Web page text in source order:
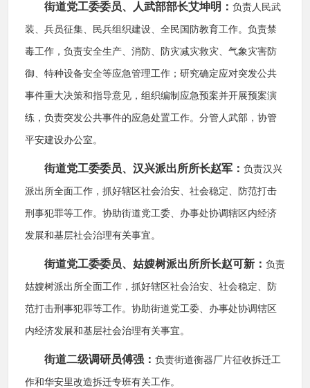
街道党工委委员、人武部部长艾坤明： 负责人民武
装、兵员征集、民兵组织建设、全民国防教育工作。负责禁
毒工作，负责安全生产、消防、防灾减灾救灾、气象灾害防
御、特种设备安全等应急管理工作；研究确定应对突发公共
事件重大决策和指导意见，组织编制应急预案并开展预案演
练，负责突发公共事件的应急处置工作。分管人武部，协管
平安建设办公室。
街道党工委委员、汉兴派出所所长赵军： 负责汉兴
派出所全面工作，抓好辖区社会治安、社会稳定、防范打击
刑事犯罪等工作。协助街道党工委、办事处协调辖区内经济
发展和基层社会治理有关事宜。
街道党工委委员、姑嫂树派出所所长赵可新： 负责
姑嫂树派出所全面工作，抓好辖区社会治安、社会稳定、防
范打击刑事犯罪等工作。协助街道党工委、办事处协调辖区
内经济发展和基层社会治理有关事宜。
街道二级调研员傅强： 负责街道衡器厂片征收拆迁工
作和华安里改造拆迁专班有关工作。